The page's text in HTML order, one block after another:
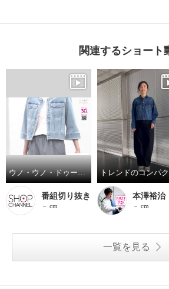
関連するショート
ウノ・ウノ・ドゥーエ のびのび快適 ストレッチデニム ジャケット
番組切り抜き
－ cm
本澤裕治
－ cm
一覧を見る